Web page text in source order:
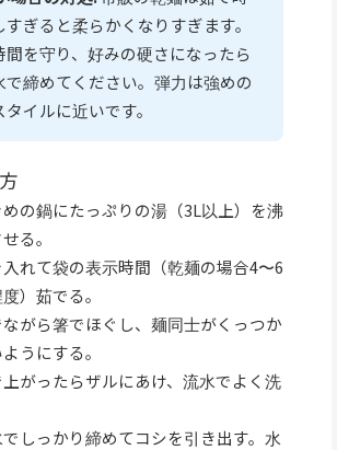
ぎると柔らかくなりすぎます。
を守り、好みの硬さになったら
で締めてください。弾力は強めの
イルに近いです。
の鍋にたっぷりの湯（3L以上）を沸
る。
れて袋の表示時間（乾麺の場合4〜6
）茹でる。
がら箸でほぐし、麺同士がくっつか
うにする。
がったらザルにあけ、流水でよく洗
しっかり締めてコシを引き出す。水